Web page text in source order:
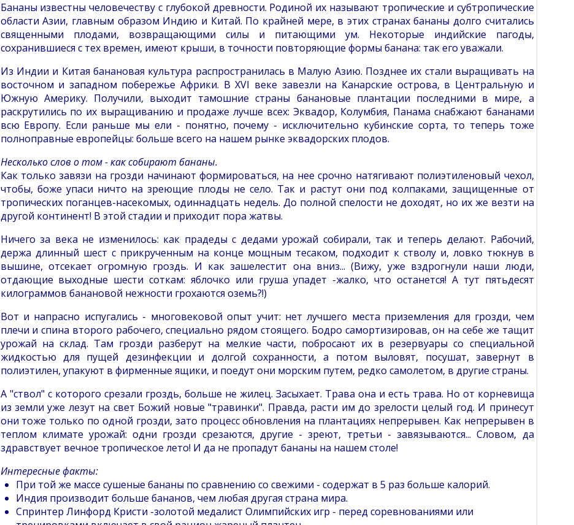
Бананы известны человечеству с глубокой древности. Родиной их называют тропические и субтропические
области Азии, главным образом Индию и Китай. По крайней мере, в этих странах бананы долго считались
священными плодами, возвращающими силы и питающими ум. Некоторые индийские пагоды,
сохранившиеся с тех времен, имеют крыши, в точности повторяющие формы банана: так его уважали.
Из Индии и Китая банановая культура распространилась в Малую Азию. Позднее их стали выращивать на
восточном и западном побережье Африки. В XVI веке завезли на Канарские острова, в Центральную и
Южную Америку. Получили, выходит тамошние страны банановые плантации последними в мире, а
раскрутились по их выращиванию и продаже лучше всех: Эквадор, Колумбия, Панама снабжают бананами
всю Европу. Если раньше мы ели - понятно, почему - исключительно кубинские сорта, то теперь тоже
полноправные европейцы: больше всего на нашем рынке эквадорских плодов.
Несколько слов о том - как собирают бананы.
Как только завязи на грозди начинают формироваться, на нее срочно натягивают полиэтиленовый чехол,
чтобы, боже упаси ничто на зреющие плоды не село. Так и растут они под колпаками, защищенные от
тропических поганцев-насекомых, одиннадцать недель. До полной спелости не доходят, но их же везти на
другой континент! В этой стадии и приходит пора жатвы.
Ничего за века не изменилось: как прадеды с дедами урожай собирали, так и теперь делают. Рабочий,
держа длинный шест с прикрученным на конце мощным тесаком, подходит к стволу и, ловко тюкнув в
вышине, отсекает огромную гроздь. И как зашелестит она вниз... (Вижу, уже вздрогнули наши люди,
отдающие выходные шести соткам: яблочко или груша упадет -жалко, что останется! А тут пятьдесят
килограммов банановой нежности грохаются оземь?!)
Вот и напрасно испугались - многовековой опыт учит: нет лучшего места приземления для грозди, чем
плечи и спина второго рабочего, специально рядом стоящего. Бодро самортизировав, он на себе же тащит
урожай на склад. Там грозди разберут на мелкие части, побросают их в резервуары со специальной
жидкостью для пущей дезинфекции и долгой сохранности, а потом выловят, посушат, завернут в
полиэтилен, упакуют в фирменные ящики, и поедут они морским путем, редко самолетом, в другие страны.
А "ствол" с которого срезали гроздь, больше не жилец. Засыхает. Трава она и есть трава. Но от корневища
из земли уже лезут на свет Божий новые "травинки". Правда, расти им до зрелости целый год. И принесут
они тоже только по одной грозди, зато процесс обновления на плантациях непрерывен. Как непрерывен в
теплом климате урожай: одни грозди срезаются, другие - зреют, третьи - завязываются... Словом, да
здравствует вечное тропическое лето! И да не пропадут бананы на нашем столе!
Интересные факты:
При той же массе сушеные бананы по сравнению со свежими - содержат в 5 раз больше калорий.
Индия производит больше бананов, чем любая другая страна мира.
Спринтер Линфорд Кристи -золотой медалист Олимпийских игр - перед соревнованиями или